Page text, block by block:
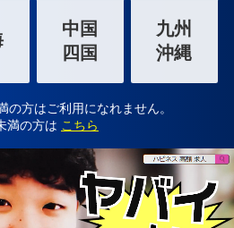
中国
四国
九州
沖縄
の方はご利用になれません。
満の方は こちら